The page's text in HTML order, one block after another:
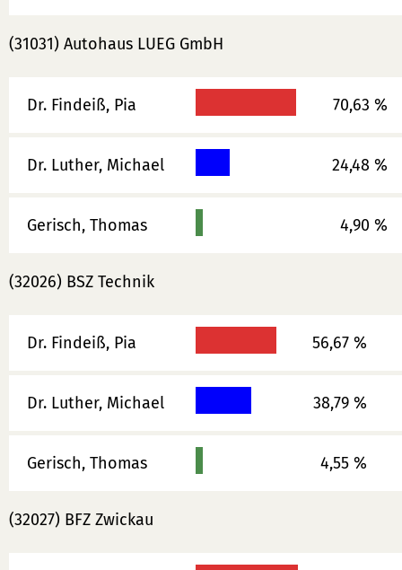
(31031) Autohaus LUEG GmbH
Dr. Findeiß, Pia 70,63 %
Dr. Luther, Michael 24,48 %
Gerisch, Thomas 4,90 %
(32026) BSZ Technik
Dr. Findeiß, Pia 56,67 %
Dr. Luther, Michael 38,79 %
Gerisch, Thomas 4,55 %
(32027) BFZ Zwickau